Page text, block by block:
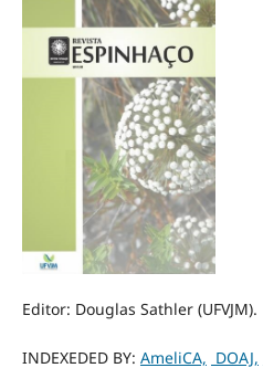
Editor: Douglas Sathler (UFVJM).
INDEXEDED BY: AmeliCA, DOAJ,